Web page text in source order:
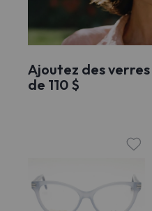
Ajoutez des
de 110 $